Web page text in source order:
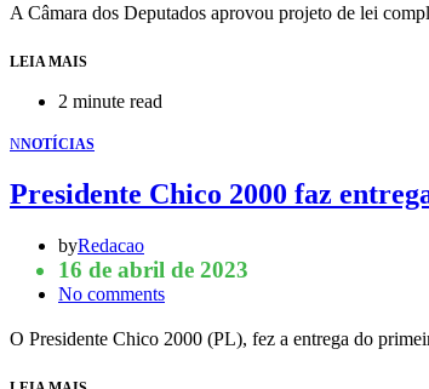
A Câmara dos Deputados aprovou projeto de lei
LEIA MAIS
2 minute read
NNOTÍCIAS
Presidente Chico 2000 faz
byRedacao
16 de abril de 2023
No comments
O Presidente Chico 2000 (PL), fez a entrega do